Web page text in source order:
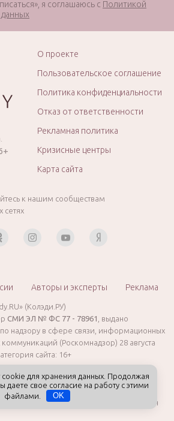
я соглашаюсь с Политикой
О проекте
Пользовательское соглашение
Политика конфиденциальности
Отказ от ответственности
Рекламная политика
Кризисные центры
Карта сайта
к нашим сообществам
сетях
Авторы и эксперты Реклама
(Колэди.РУ)
СМИ ЭЛ № ФС 77 - 78961
, выдано
надзору в сфере связи, информационных
(Роскомнадзор) 28 августа
сайта: 16+
пн — пт, 10:00 — 19:00
органов (в том числе, для
cookie для хранения данных. Продолжая
даете свое согласие на работу с этими
файлами.
OK